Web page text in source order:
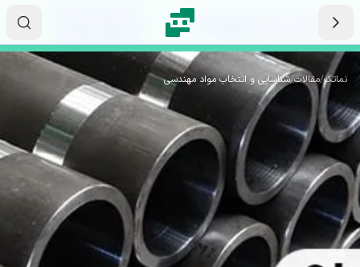
نماتک/مقالات/شناسایی و انتخاب مواد مهندسی